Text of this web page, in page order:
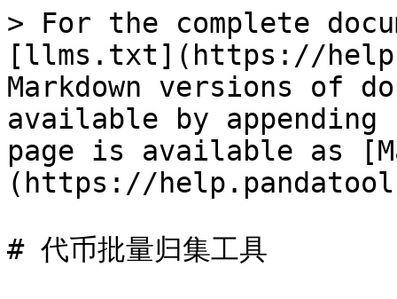
> For the complete
[llms.txt](https://
Markdown versions of
available by
page is available as
(https://
# 代币批量归集工具